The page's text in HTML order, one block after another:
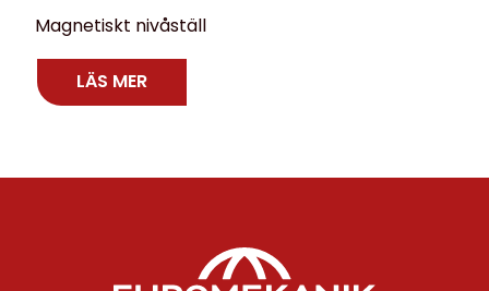
Magnetiskt nivåställ
LÄS MER